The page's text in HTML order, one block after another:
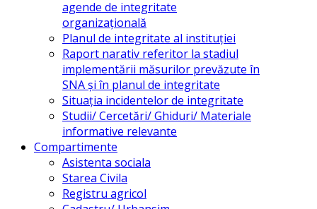
agende de integritate
organizațională
Planul de integritate al instituției
Raport narativ referitor la stadiul
implementării măsurilor prevăzute în
SNA și în planul de integritate
Situația incidentelor de integritate
Studii/ Cercetări/ Ghiduri/ Materiale
informative relevante
Compartimente
Asistenta sociala
Starea Civila
Registru agricol